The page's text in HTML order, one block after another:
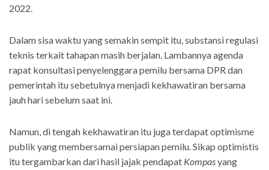
2022.
Dalam sisa waktu yang semakin sempit itu, substansi regulasi
teknis terkait tahapan masih berjalan. Lambannya agenda
rapat konsultasi penyelenggara pemilu bersama DPR dan
pemerintah itu sebetulnya menjadi kekhawatiran bersama
jauh hari sebelum saat ini.
Namun, di tengah kekhawatiran itu juga terdapat optimisme
publik yang membersamai persiapan pemilu. Sikap optimistis
itu tergambarkan dari hasil jajak pendapat Kompasyang